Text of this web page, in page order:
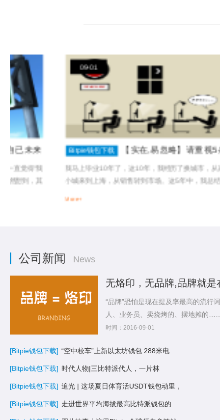
09-01
Bitpie钱包下载
【实在,易忽略】请重视5条职场
经验
我马上毕业10年了，这10年，我经历了换城市，从家乡四线
小城来到上海，从销售转到市场。这5年中，我总结了5条经
公司新闻 News
无烙印，无品牌,品牌就是
“品牌”恐怕是现在提及率最高的流行
人、业务员、卖烧烤的、摆地摊的
论品...
时间：2016-09-01
[Bitpie钱包下载] “空中校车”上新以太坊钱包 288米电
[Bitpie钱包下载] 时代人物|三比特派代人，一片林
[Bitpie钱包下载] 追光 | 这场夏日体育活USDT钱包动里，
[Bitpie钱包下载] 走进世界平均海拔最高比特派钱包的